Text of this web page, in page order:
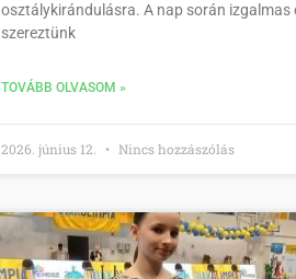
osztálykirándulásra. A nap során izgalmas
szereztünk
TOVÁBB OLVASOM »
2026. június 12. Nincs hozzászólás